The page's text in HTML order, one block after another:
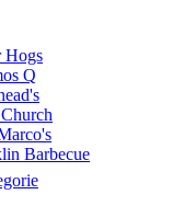
Hogs
Q
Barbecue